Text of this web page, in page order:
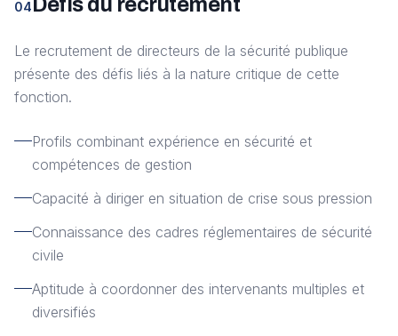
04
Le recrutement de directeurs de la sécurité publique
présente des défis liés à la nature critique de cette
fonction.
Profils combinant expérience en sécurité et
compétences de gestion
Capacité à diriger en situation de crise sous pression
Connaissance des cadres réglementaires de sécurité
civile
Aptitude à coordonner des intervenants multiples et
diversifiés